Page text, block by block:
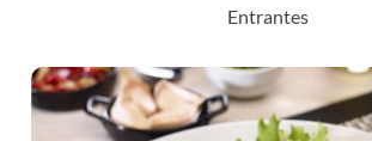
Entrantes